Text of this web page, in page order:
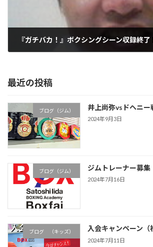
『ガチバカ！』ボクシングシーン収録終了
最近の投稿
ブログ（ジム） 井上尚弥vsドヘニー
2024年9月3日
ブログ（ジム） ジムトレーナー募集
2024年7月16日
ブログ （キッズ） 入会キャンペーン（
2024年7月11日